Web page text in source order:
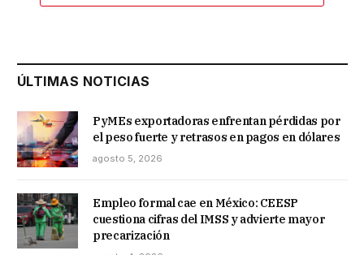
ÚLTIMAS NOTICIAS
PyMEs exportadoras enfrentan pérdidas por
el peso fuerte y retrasos en pagos en dólares
agosto 5, 2026
Empleo formal cae en México: CEESP
cuestiona cifras del IMSS y advierte mayor
precarización